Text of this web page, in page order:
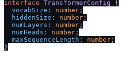
interface TransformerConfig {
vocabSize : number ;
hiddenSize : number ;
numLayers : number ;
numHeads : number ;
maxSequenceLength : number ;
}